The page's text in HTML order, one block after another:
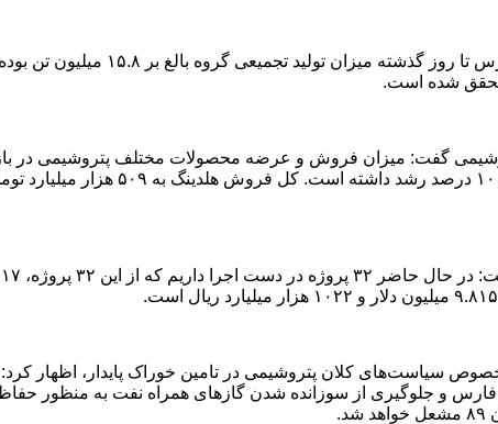
.
.
سیاست‌های کلان پتروشیمی در تامین خوراک پایدار، اظهار
.